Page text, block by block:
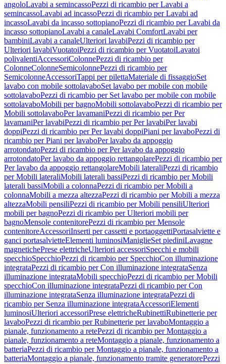
angoloLavabi a semincassoPezzi di ricambio per Lavabi a
semincassoLavabi ad incassoPezzi di ricambio per Lavabi ad
incassoLavabi da incasso sottopianoPezzi di ricambio per Lavabi da
incasso sottopianoLavabi a canaleLavabi ComfortLavabi per
bambiniLavabi a canaleUlteriori lavabiPezzi di ricambio per
Ulteriori lavabiVuotatoiPezzi di ricambio per VuotatoiLavatoi
polivalentiAccessoriColonnePezzi di ricambio per
ColonneColonneSemicolonnePezzi di ricambio per
SemicolonneAccessoriTappi per pilettaMateriale di fissaggioSet
lavabo con mobile sottolavaboSet lavabo per mobile con mobile
sottolavaboPezzi di ricambio per Set lavabo per mobile con mobile
sottolavaboMobili per bagnoMobili sottolavaboPezzi di ricambio per
Mobili sottolavaboPer lavamaniPezzi di ricambio per Per
lavamaniPer lavabiPezzi di ricambio per Per lavabiPer lavabi
doppiPezzi di ricambio per Per lavabi doppiPiani per lavaboPezzi di
ricambio per Piani per lavaboPer lavabo da appoggio
arrotondatoPezzi di ricambio per Per lavabo da appoggio
arrotondatoPer lavabo da appoggio rettangolarePezzi di ricambio per
Per lavabo da appoggio rettangolareMobili lateraliPezzi di ricambio
per Mobili lateraliMobili laterali bassiPezzi di ricambio per Mobili
laterali bassiMobili a colonnaPezzi di ricambio per Mobili a
colonnaMobili a mezza altezzaPezzi di ricambio per Mobili a mezza
altezzaMobili pensiliPezzi di ricambio per Mobili pensiliUlteriori
mobili per bagnoPezzi di ricambio per Ulteriori mobili per
bagnoMensole contenitorePezzi di ricambio per Mensole
contenitoreAccessoriInserti per cassetti e portaoggettiPortasalviette e
ganci portasalvietteElementi luminosiManiglieSet piediniLavagne
magnetichePrese elettricheUlteriori accessoriSpecchi e mobili
specchioSpecchioPezzi di ricambio per SpecchioCon illuminazione
integrataPezzi di ricambio per Con illuminazione integrataSenza
illuminazione integrataMobili specchioPezzi di ricambio per Mobili
specchioCon illuminazione integrataPezzi di ricambio per Con
illuminazione integrataSenza illuminazione integrataPezzi di
ricambio per Senza illuminazione integrataAccessoriElementi
luminosiUlteriori accessoriPrese elettricheRubinettiRubinetterie per
lavaboPezzi di ricambio per Rubinetterie per lavaboMontaggio a
pianale, funzionamento a retePezzi di ricambio per Montaggio a
pianale, funzionamento a reteMontaggio a pianale, funzionamento a
batteriaPezzi di ricambio per Montaggio a pianale, funzionamento a
batteriaMontaggio a pianale, funzionamento tramite generatorePezzi